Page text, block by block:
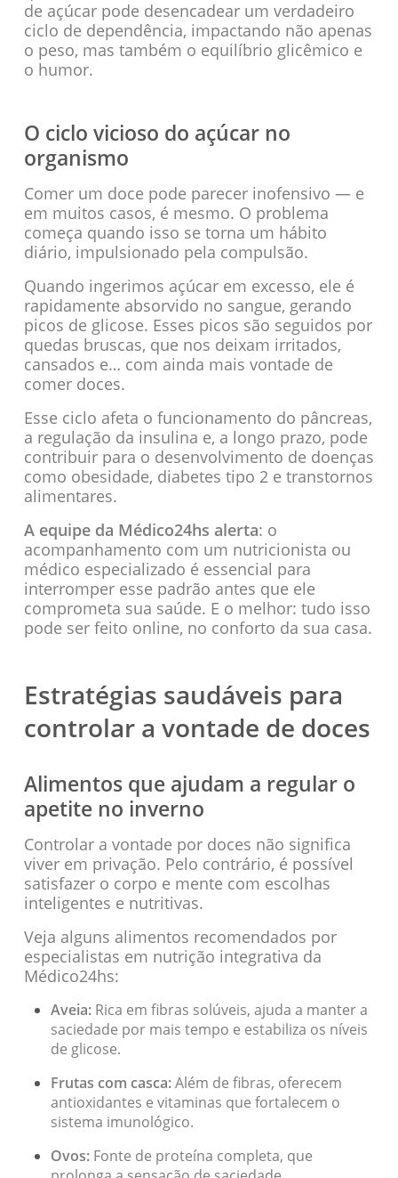
de açúcar pode desencadear um verdadeiro
ciclo de dependência, impactando não apenas
o peso, mas também o equilíbrio glicêmico e
o humor.
O ciclo vicioso do açúcar no
organismo
Comer um doce pode parecer inofensivo — e
em muitos casos, é mesmo. O problema
começa quando isso se torna um hábito
diário, impulsionado pela compulsão.
Quando ingerimos açúcar em excesso, ele é
rapidamente absorvido no sangue, gerando
picos de glicose. Esses picos são seguidos por
quedas bruscas, que nos deixam irritados,
cansados e… com ainda mais vontade de
comer doces.
Esse ciclo afeta o funcionamento do pâncreas,
a regulação da insulina e, a longo prazo, pode
contribuir para o desenvolvimento de doenças
como obesidade, diabetes tipo 2 e transtornos
alimentares.
A equipe da Médico24hs alerta: o
acompanhamento com um nutricionista ou
médico especializado é essencial para
interromper esse padrão antes que ele
comprometa sua saúde. E o melhor: tudo isso
pode ser feito online, no conforto da sua casa.
Estratégias saudáveis para
controlar a vontade de doces
Alimentos que ajudam a regular o
apetite no inverno
Controlar a vontade por doces não significa
viver em privação. Pelo contrário, é possível
satisfazer o corpo e mente com escolhas
inteligentes e nutritivas.
Veja alguns alimentos recomendados por
especialistas em nutrição integrativa da
Médico24hs:
Aveia:Rica em fibras solúveis, ajuda a manter a
saciedade por mais tempo e estabiliza os níveis
de glicose.
Frutas com casca:Além de fibras, oferecem
antioxidantes e vitaminas que fortalecem o
sistema imunológico.
Ovos:Fonte de proteína completa, que